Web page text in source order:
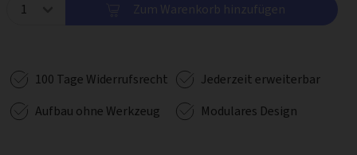
Zum Warenkorb hinzufügen
100 Tage Widerrufsrecht
Jederzeit erweiterbar
Aufbau ohne Werkzeug
Modulares Design